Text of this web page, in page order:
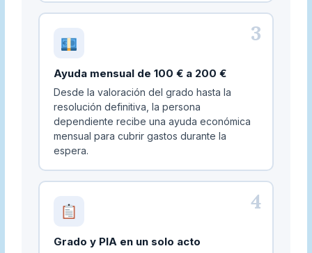
3
Ayuda mensual de 100 € a 200 €
Desde la valoración del grado hasta la
resolución definitiva, la persona
dependiente recibe una ayuda económica
mensual para cubrir gastos durante la
espera.
4
Grado y PIA en un solo acto